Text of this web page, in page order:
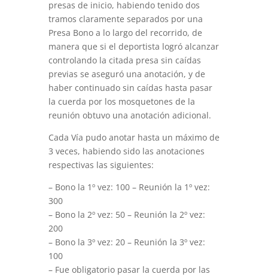
presas de inicio, habiendo tenido dos
tramos claramente separados por una
Presa Bono a lo largo del recorrido, de
manera que si el deportista logró alcanzar
controlando la citada presa sin caídas
previas se aseguró una anotación, y de
haber continuado sin caídas hasta pasar
la cuerda por los mosquetones de la
reunión obtuvo una anotación adicional.
Cada Vía pudo anotar hasta un máximo de
3 veces, habiendo sido las anotaciones
respectivas las siguientes:
– Bono la 1º vez: 100 – Reunión la 1º vez:
300
– Bono la 2º vez: 50 – Reunión la 2º vez:
200
– Bono la 3º vez: 20 – Reunión la 3º vez:
100
– Fue obligatorio pasar la cuerda por las